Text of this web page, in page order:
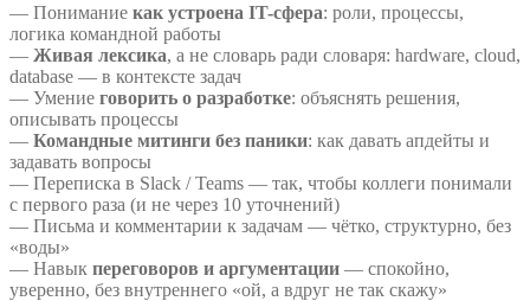
— Понимание как устроена IT-сфера: роли, процессы,
логика командной работы
— Живая лексика, а не словарь ради словаря: hardware, cloud,
database — в контексте задач
— Умение говорить о разработке: объяснять решения,
описывать процессы
— Командные митинги без паники: как давать апдейты и
задавать вопросы
— Переписка в Slack / Teams — так, чтобы коллеги понимали
с первого раза (и не через 10 уточнений)
— Письма и комментарии к задачам — чётко, структурно, без
«воды»
— Навык переговоров и аргументации — спокойно,
уверенно, без внутреннего «ой, а вдруг не так скажу»